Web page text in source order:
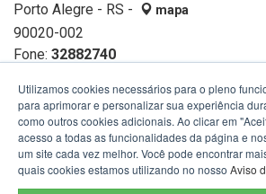
Porto Alegre - RS -
mapa
90020-002
Fone: 32882740
Utilizamos cookies necessários para o pleno
para aprimorar e personalizar sua experiência
como outros cookies adicionais. Ao clicar em
acesso a todas as funcionalidades da página e
um site cada vez melhor. Você pode encontrar
quais cookies estamos utilizando no nosso Aviso